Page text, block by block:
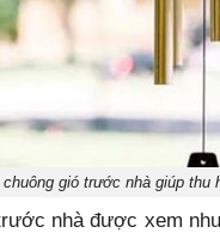
chuông gió trước nhà giúp
nhà được xem